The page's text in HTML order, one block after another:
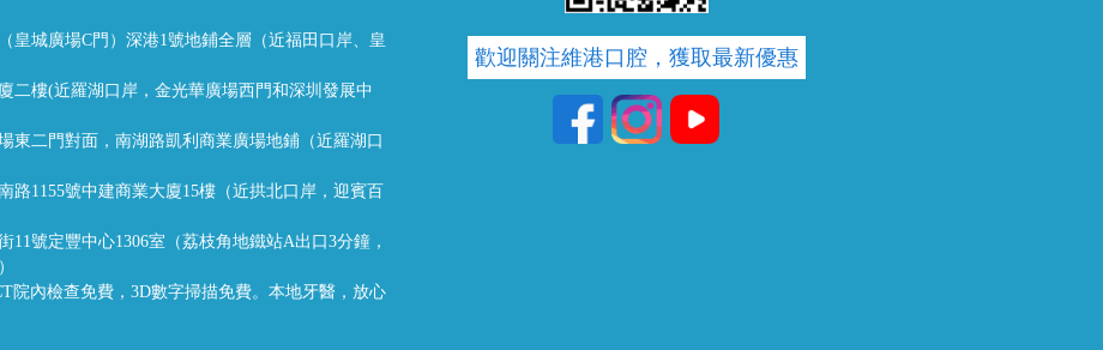
皇城廣場C門）深港1號地鋪全層（近福田口岸、皇
二樓(近羅湖口岸，金光華廣場西門和深圳發展中
東二門對面，南湖路凱利商業廣場地鋪（近羅湖口
路1155號中建商業大廈15樓（近拱北口岸，迎賓百
11號定豐中心1306室（荔枝角地鐵站A出口3分鐘，
院內檢查免費，3D數字掃描免費。本地牙醫，放心
歡迎關注維港口腔，獲取最新優惠